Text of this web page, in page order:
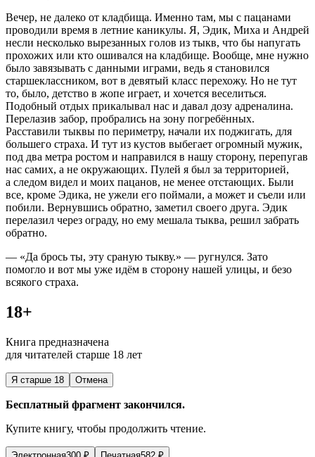
Вечер, не далеко от кладбища. Именно там, мы с пацанами
проводили время в летние каникулы. Я, Эдик, Миха и Андрей
несли несколько вырезанных голов из тыкв, что бы напугать
прохожих или кто ошивался на кладбище. Вообще, мне нужно
было завязывать с данными играми, ведь я становился
старшеклассником, вот в девятый класс перехожу. Но не тут
то, было, детство в жопе играет, и хочется веселиться.
Подобный отдых прикалывал нас и давал дозу адреналина.
Перелазив забор, пробрались на зону погребённых.
Расставили тыквы по периметру, начали их поджигать, для
большего страха. И тут из кустов выбегает огромный мужик,
под два метра ростом и направился в нашу сторону, перепугав
нас самих, а не окружающих. Пулей я был за территорией,
а следом видел и моих пацанов, не менее отстающих. Были
все, кроме Эдика, не ужели его поймали, а может и съели или
побили. Вернувшись обратно, заметил своего друга. Эдик
перелазил через ограду, но ему мешала тыква, решил забрать
обратно.
— «Да брось ты, эту сраную тыкву.» — ругнулся. Зато
помогло и вот мы уже идём в сторону нашей улицы, и безо
всякого страха.
18+
Книга предназначена
для читателей старше 18 лет
Я старше 18 Отмена
Бесплатный фрагмент закончился.
Купите книгу, чтобы продолжить чтение.